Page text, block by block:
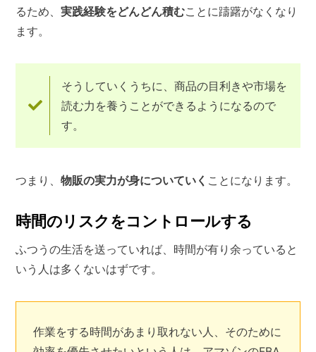
るため、実践経験をどんどん積むことに躊躇がなくなり
ます。
そうしていくうちに、商品の目利きや市場を
読む力を養うことができるようになるので
す。
つまり、物販の実力が身についていく ことになります。
時間のリスクをコントロールする
ふつうの生活を送っていれば、時間が有り余っていると
いう人は多くないはずです。
作業をする時間があまり取れない人、そのために